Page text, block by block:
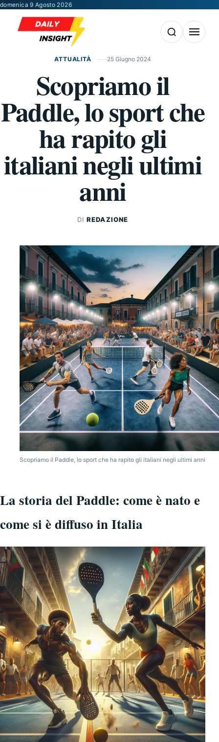
Vai al contenuto
domenica 9 Agosto 2026
Apri la ricerca
Apri il
ATTUALITÀ 25 Giugno 2024
Scopriamo il
Paddle, lo sport che
ha rapito gli
italiani negli ultimi
anni
DIREDAZIONE
Scopriamo il Paddle, lo sport che ha rapito gli italiani negli ultimi anni
La storia del Paddle: come è nato e
come si è diffuso in Italia